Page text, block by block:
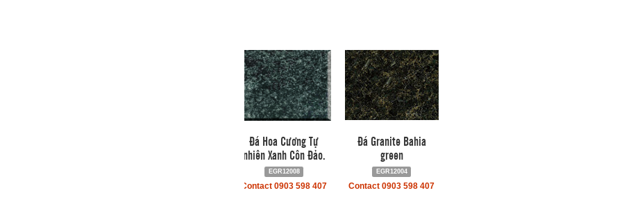
Đá Hoa Cương Tự
nhiên Xanh Côn Đảo.
EGR12008
Contact 0903 598 407
Đá Granite Bahia
green
EGR12004
Contact 0903 598 407